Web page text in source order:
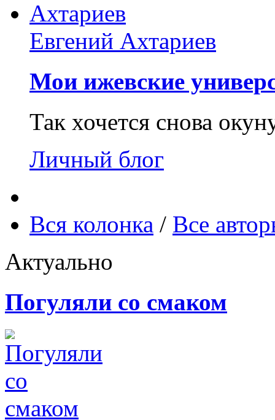
Евгений Ахтариев
Мои ижевские
Так хочется снова
Личный блог
Вся колонка / Все
Актуально
Погуляли со смаком